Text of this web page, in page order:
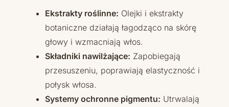
Ekstrakty roślinne: Olejki i ekstrakty
botaniczne działają łagodząco na skórę
głowy i wzmacniają włos.
Składniki nawilżające: Zapobiegają
przesuszeniu, poprawiają elastyczność i
połysk włosa.
Systemy ochronne pigmentu: Utrwalają